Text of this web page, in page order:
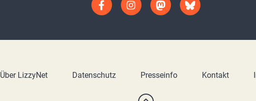
Über LizzyNet Datenschutz Presseinfo Kontakt